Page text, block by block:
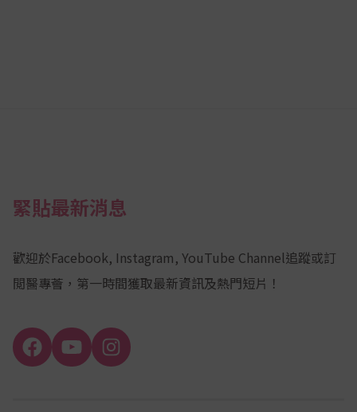
緊貼最新消息
歡迎於Facebook, Instagram, YouTube Channel追蹤或訂
閲醫專薈，第一時間獲取最新資訊及熱門短片！
Facebook
YouTube
Channel
Instagram